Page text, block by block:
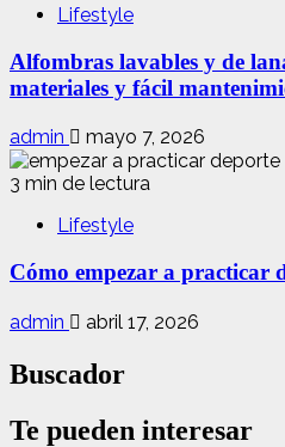
Lifestyle
Alfombras lavables y de
materiales y fácil
admin mayo 7, 2026
3 min de lectura
Lifestyle
Cómo empezar a practicar
admin abril 17, 2026
Buscador
Te pueden interesar